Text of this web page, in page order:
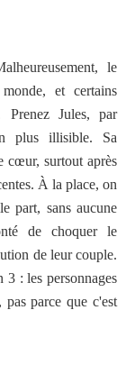
le
et certains
Prenez Jules, par
plus illisible. Sa
cœur, surtout après
À la place, on
part, sans aucune
de choquer le
de leur couple.
3 : les personnages
parce que c'est